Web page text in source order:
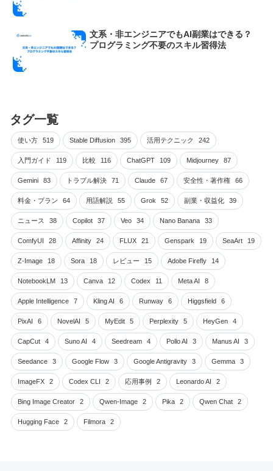
文系・非エンジニアでもAI副業はできる？
プログラミング不要のスキル習得法
タグ一覧
使い方 519 Stable Diffusion 395 活用テクニック 242
入門ガイド 119 比較 116 ChatGPT 109 Midjourney 87
Gemini 83 トラブル解決 71 Claude 67 安全性・著作権 66
料金・プラン 64 用語解説 55 Grok 52 副業・収益化 39
ニュース 38 Copilot 37 Veo 34 Nano Banana 33
ComfyUI 28 Affinity 24 FLUX 21 Genspark 19 SeaArt 19
Z-Image 18 Sora 18 レビュー 15 Adobe Firefly 14
NotebookLM 13 Canva 12 Codex 11 Meta AI 8
Apple Intelligence 7 Kling AI 6 Runway 6 Higgsfield 6
PixAI 6 NovelAI 5 MyEdit 5 Perplexity 5 HeyGen 4
CapCut 4 Suno AI 4 Seedream 4 Pollo AI 3 Manus AI 3
Seedance 3 Google Flow 3 Google Antigravity 3 Gemma 3
ImageFX 2 Codex CLI 2 応用事例 2 Leonardo AI 2
Bing Image Creator 2 Qwen-Image 2 Pika 2 Qwen Chat 2
Hugging Face 2 Filmora 2